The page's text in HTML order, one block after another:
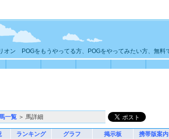
オン POGをもうやってる方、POGをやってみたい方、無料
一覧 ＞ 馬詳細
ランキング グラフ 掲示板 携帯版案内